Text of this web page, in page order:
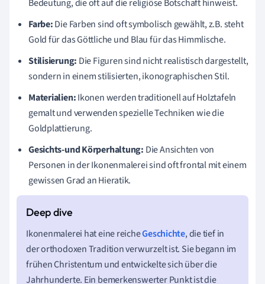
Bedeutung, die oft auf die religiöse Botschaft hinweist.
Farbe:Die Farben sind oft symbolisch gewählt, z.B. steht
Gold für das Göttliche und Blau für das Himmlische.
Stilisierung: Die Figuren sind nicht realistisch dargestellt,
sondern in einem stilisierten, ikonographischen Stil.
Materialien:Ikonen werden traditionell auf Holztafeln
gemalt und verwenden spezielle Techniken wie die
Goldplattierung.
Gesichts-und Körperhaltung: Die Ansichten von
Personen in der Ikonenmalerei sind oft frontal mit einem
gewissen Grad an Hieratik.
Ikonenmalerei hat eine reicheGeschichte, die tief in
der orthodoxen Tradition verwurzelt ist. Sie begann im
frühen Christentum und entwickelte sich über die
Jahrhunderte. Ein bemerkenswerter Punkt ist die